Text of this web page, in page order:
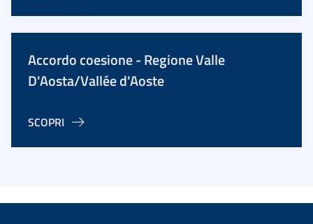
Accordo coesione - Regione Valle
D'Aosta/Vallée d'Aoste
SCOPRI